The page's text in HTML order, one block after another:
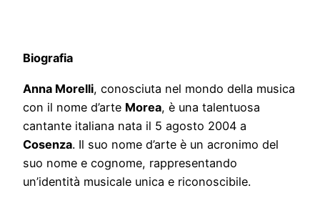
Biografia
Anna Morelli, conosciuta nel mondo della musica
con il nome d’arte Morea, è una talentuosa
cantante italiana nata il 5 agosto 2004 a
Cosenza. Il suo nome d’arte è un acronimo del
suo nome e cognome, rappresentando
un’identità musicale unica e riconoscibile.